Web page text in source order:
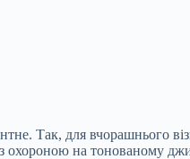
Так, для вчорашнього
з охороною на тонованому